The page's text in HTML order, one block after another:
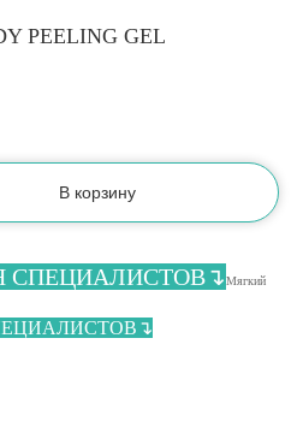
PEELING GEL
В корзину
СПЕЦИАЛИСТОВ↴Мягкий